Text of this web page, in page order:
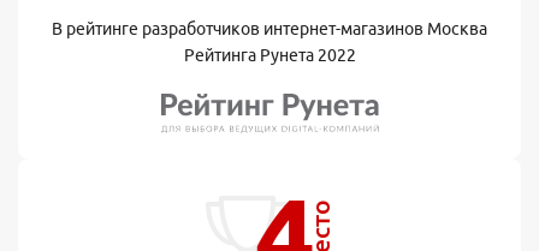
В рейтинге разработчиков интернет-магазинов Москва
Рейтинга Рунета 2022
место